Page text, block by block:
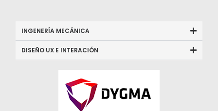
INGENERÍA MECÁNICA
DISEÑO UX E INTERACIÓN